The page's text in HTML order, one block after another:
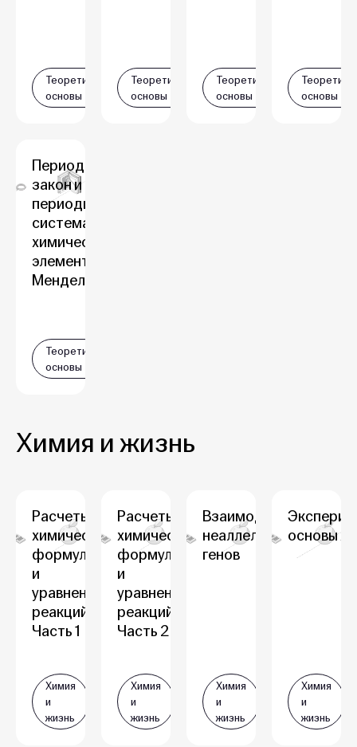
Теоретические
основы
Теоретические
основы
Теоретические
основы
основы
Периодический
закон и
периодическая
система
химических
элементов Д. И.
Менделеева
Теоретические
основы
Химия и жизнь
Расчеты по
химическим
формулам
и
уравнениям
реакций.
Часть 1
Химия
и
жизнь
Расчеты по
химическим
формулам
и
уравнениям
реакций.
Часть 2
Химия
и
жизнь
Взаимодействие
неаллельных
генов
Химия
и
жизнь
основы
Химия
и
жизнь